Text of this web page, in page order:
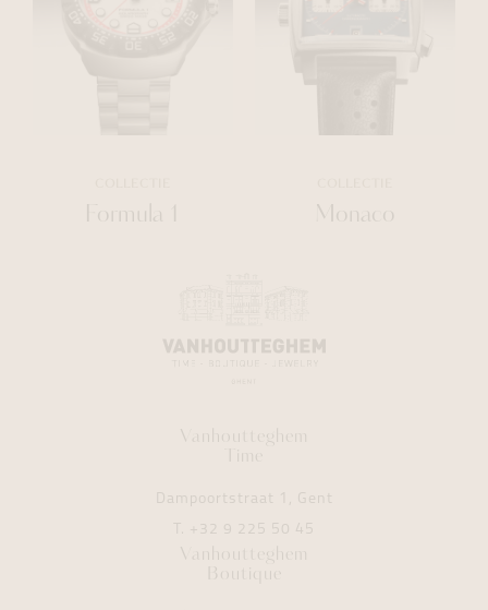
Formula 1 Monaco
Vanhoutteghem
Time
Dampoortstraat 1, Gent
T. +32 9 225 50 45
Vanhoutteghem
Boutique